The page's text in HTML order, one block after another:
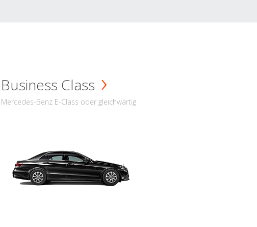
Business Class
Mercedes-Benz E-Class oder gleichwärtig